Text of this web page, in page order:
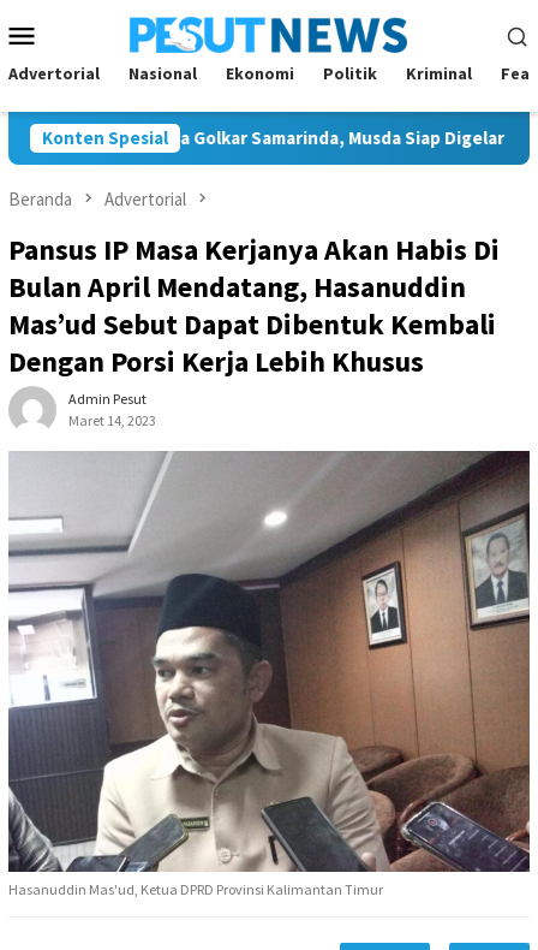
ke
kontenMobile
Advertorial Nasional Ekonomi Politik Kriminal
Konten Spesial
Ketua Golkar Samarinda, Musda Siap Digelar 8 Agustus
Beranda Advertorial
Pansus IP Masa Kerjanya Akan Habis Di
Bulan April Mendatang, Hasanuddin
Mas’ud Sebut Dapat Dibentuk Kembali
Dengan Porsi Kerja Lebih Khusus
Admin Pesut
Maret 14, 2023
Hasanuddin Mas'ud, Ketua DPRD Provinsi Kalimantan Timur